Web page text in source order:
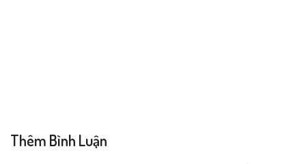
Thêm Bình Luận